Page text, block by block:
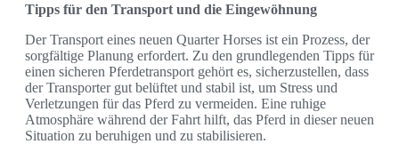
Tipps für den Transport und die Eingewöhnung
Der Transport eines neuen Quarter Horses ist ein Prozess, der
sorgfältige Planung erfordert. Zu den grundlegenden Tipps für
einen sicheren Pferdetransport gehört es, sicherzustellen, dass
der Transporter gut belüftet und stabil ist, um Stress und
Verletzungen für das Pferd zu vermeiden. Eine ruhige
Atmosphäre während der Fahrt hilft, das Pferd in dieser neuen
Situation zu beruhigen und zu stabilisieren.